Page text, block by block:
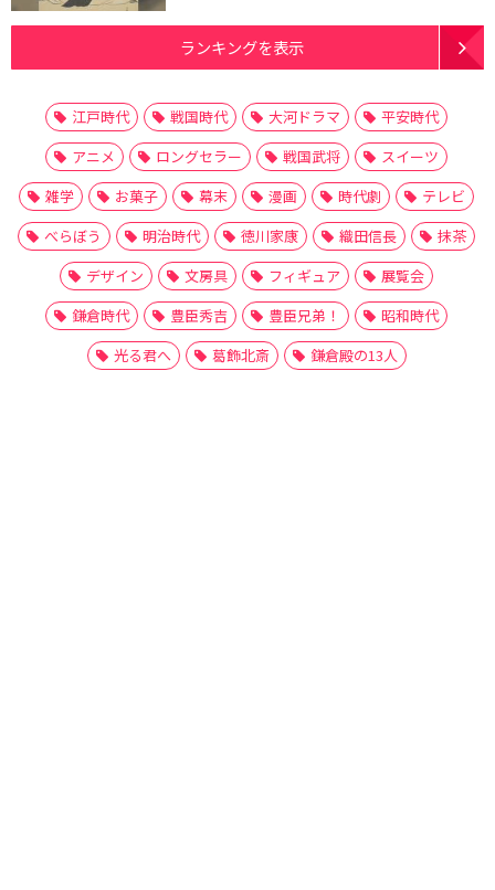
ランキングを表示
江戸時代 戦国時代 大河ドラマ
平安時代
アニメ
ロングセラー 戦国武将
スイーツ
雑学
お菓子 幕末 漫画 時代劇
テレビ
べらぼう
明治時代 徳川家康 織田信長
抹茶
デザイン
文房具 フィギュア
展覧会
鎌倉時代
豊臣秀吉 豊臣兄弟！
昭和時代
光る君へ
葛飾北斎 鎌倉殿の13人